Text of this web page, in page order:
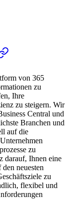
von 365
zu
Ihre
zu steigern. Wir
Central und
Branchen und
auf die
zu
darauf, Ihnen eine
neuesten
zu
flexibel und